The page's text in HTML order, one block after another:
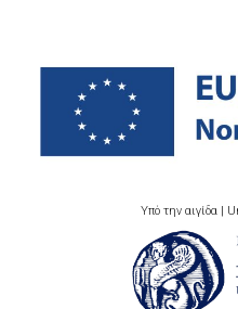
Υπό την αιγίδα |